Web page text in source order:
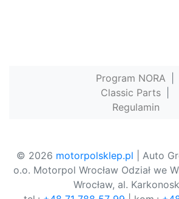
Program NORA
Classic Parts
Regulamin
© 2026 motorpolsklep.pl | Auto
o.o. Motorpol Wrocław Odział we
Wrocław, al.